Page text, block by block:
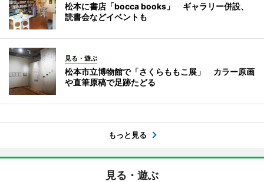
松本に書店「bocca books」 ギャラリー併設、
読書会などイベントも
見る・遊ぶ
松本市立博物館で「さくらももこ展」 カラー原画
や直筆原稿で足跡たどる
もっと見る
見る・遊ぶ